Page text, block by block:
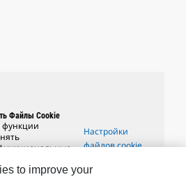
Файлы Cookie
функции
Настройки
файлов cookie
to improve your